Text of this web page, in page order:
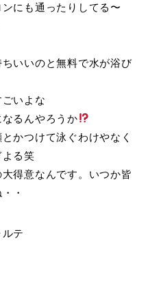
にも通ったりしてる〜
いいのと無料で水が浴び
いよな
るんやろうか
かつけて泳ぐわけやなく
る笑
得意なんです。いつか皆
・
テ